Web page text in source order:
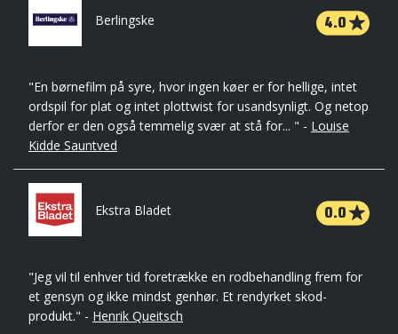
Berlingske 4.0
"En børnefilm på syre, hvor ingen køer er for hellige, intet
ordspil for plat og intet plottwist for usandsynligt. Og netop
derfor er den også temmelig svær at stå for... " - Louise
Kidde Sauntved
Ekstra Bladet 0.0
"Jeg vil til enhver tid foretrække en rodbehandling frem for
et gensyn og ikke mindst genhør. Et rendyrket skod-
produkt." - Henrik Queitsch